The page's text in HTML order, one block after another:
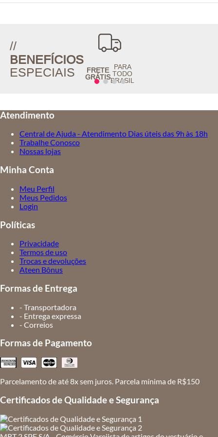
//
BENEFÍCIOS
ESPECIAIS
FRETE
GRÁTIS
PARA
TODO
BRASIL
Atendimento
Central de Ajuda - Atendimento Dias úteis das 9h às 18h
Trabalhe Conosco
Nossas lojas
Minha Conta
Meu Perfil
Meus Pedidos
Login
Políticas
Privacidade
Termos de uso
Trocas e devoluções
Ateen Bônus
Formas de Entrega
- Transportadora
- Entrega expressa
- Correios
Formas de Pagamento
Parcelamento de até 8x sem juros. Parcela mínima de R$150
Certificados de Qualidade e Segurança